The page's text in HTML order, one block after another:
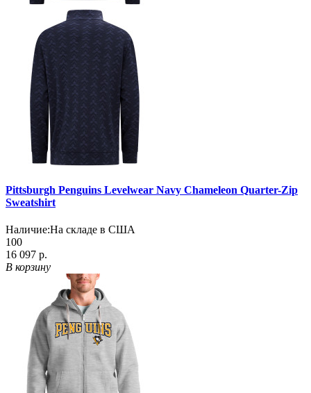
Pittsburgh Penguins Levelwear Navy Chameleon Quarter-Zip
Sweatshirt
Наличие:На складе в США
100
16 097 р.
В корзину